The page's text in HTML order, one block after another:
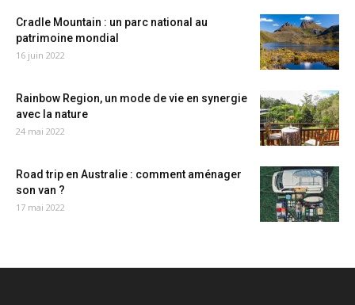
Cradle Mountain : un parc national au
patrimoine mondial
16 juin 2022
Rainbow Region, un mode de vie en synergie
avec la nature
24 mai 2022
Road trip en Australie : comment aménager
son van ?
17 mai 2022